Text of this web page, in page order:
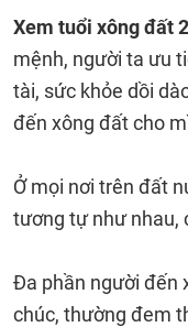
Xem tuổi xông đất
mệnh, người ta ưu
tài, sức khỏe dồi
đến xông đất cho
Ở mọi nơi trên đất
tương tự như nhau,
Đa phần người đến
chúc, thường đem